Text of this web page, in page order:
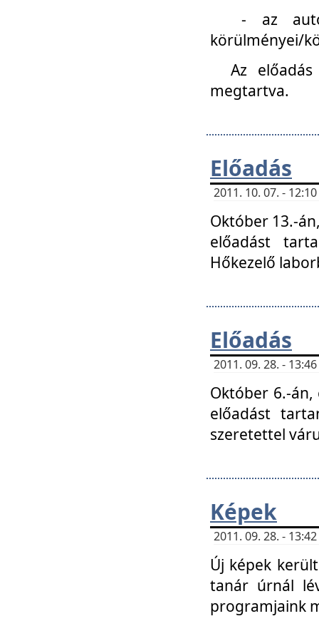
- az
körülményei/
Az
megtartva.
Előadás
2011. 10. 07. -
Október 13.-
előadást
Hőkezelő
Előadás
2011. 09. 28. -
Október 6.-
előadást
szeretettel
Képek
2011. 09. 28. -
Új képek
tanár úrnál
programjaink